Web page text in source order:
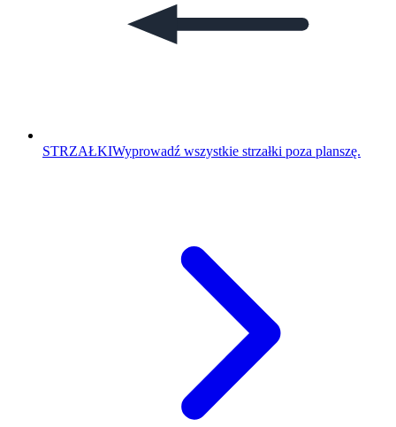
STRZAŁKIWyprowadź wszystkie strzałki poza planszę.